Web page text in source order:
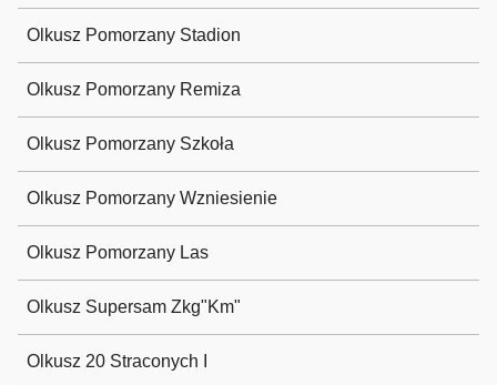
Olkusz Pomorzany Stadion
Olkusz Pomorzany Remiza
Olkusz Pomorzany Szkoła
Olkusz Pomorzany Wzniesienie
Olkusz Pomorzany Las
Olkusz Supersam Zkg"Km"
Olkusz 20 Straconych I